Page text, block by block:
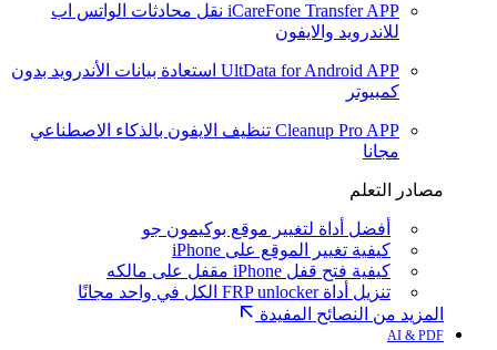
iCareFone Transfer APP نقل محادثات الواتس اب
للاندرويد والايفون
UltData for Android APP استعادة بيانات الأندرويد بدون
كمبيوتر
Cleanup Pro APP تنظيف الايفون بالذكاء الاصطناعي
مجانا
مصادر التعلم
أفضل أداة لتغيير موقع بوكيمون جو
كيفية تغيير الموقع على iPhone
كيفية فتح قفل iPhone مقفل على مالكه
تنزيل أداة FRP unlocker الكل في واحد مجانًا
المزيد من النصائح المفيدة
AI & PDF